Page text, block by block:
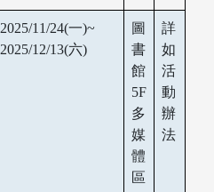
2025/11/24(一)~
2025/12/13(六)
圖
書
館
5F
多
媒
體
區
詳
如
活
動
辦
法